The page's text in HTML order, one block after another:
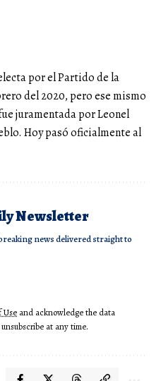
por el Partido de la
del 2020, pero ese mismo
juramentada por Leonel
Hoy pasó oficialmente al
Newsletter
news delivered straight to
Use and acknowledge the data
unsubscribe at any time.